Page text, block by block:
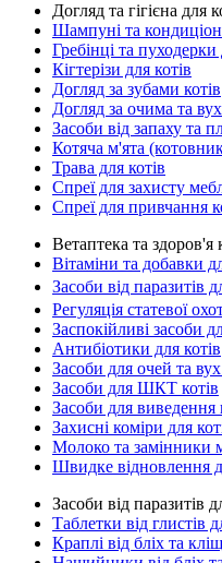
Догляд та гігієна для
Шампуні та
Гребінці та пуходерки
Кігтерізи для котів
Догляд за зубами котів
Догляд за очима та
Засоби від запаху та
Котяча м'ята
Трава для котів
Спреї для захисту
Спреї для привчання
Ветаптека та здоров'я
Вітаміни та добавки
Засоби від паразитів
Регуляція статевої
Заспокійливі засоби
Антибіотики для котів
Засоби для очей та вух
Засоби для ШКТ котів
Засоби для виведення
Захисні коміри для
Молоко та замінники
Швидке відновлення
Засоби від паразитів
Таблетки від глистів
Краплі від бліх та